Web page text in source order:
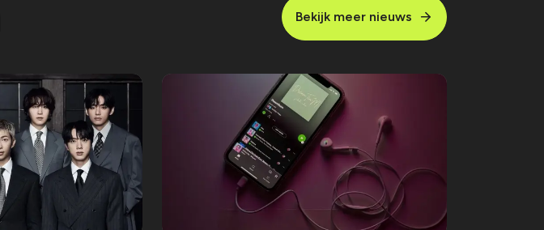
Bekijk meer nieuws